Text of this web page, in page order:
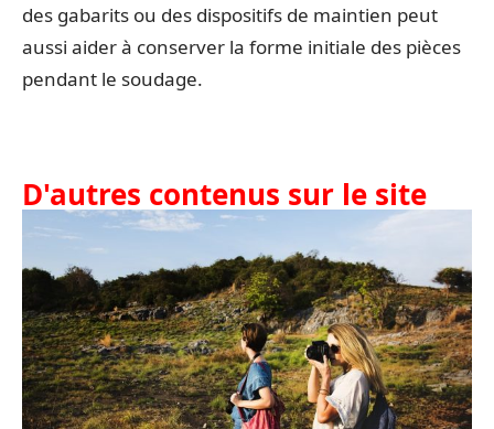
des gabarits ou des dispositifs de maintien peut
aussi aider à conserver la forme initiale des pièces
pendant le soudage.
D'autres contenus sur le site